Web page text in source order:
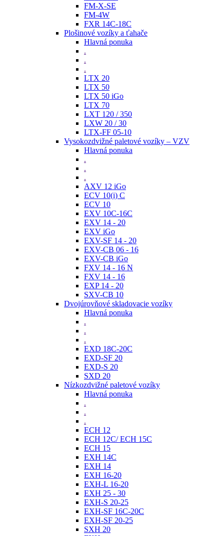
FM-X-SE
FM-4W
FXR 14C-18C
Plošinové vozíky a ťahače
Hlavná ponuka
.
.
.
LTX 20
LTX 50
LTX 50 iGo
LTX 70
LXT 120 / 350
LXW 20 / 30
LTX-FF 05-10
Vysokozdvižné paletové vozíky – VZV
Hlavná ponuka
.
.
.
AXV 12 iGo
ECV 10(i) C
ECV 10
EXV 10C-16C
EXV 14 - 20
EXV iGo
EXV-SF 14 - 20
EXV-CB 06 - 16
EXV-CB iGo
FXV 14 - 16 N
FXV 14 - 16
EXP 14 - 20
SXV-CB 10
Dvojúrovňové skladovacie vozíky
Hlavná ponuka
.
.
.
EXD 18C-20C
EXD-SF 20
EXD-S 20
SXD 20
Nízkozdvižné paletové vozíky
Hlavná ponuka
.
.
.
ECH 12
ECH 12C/ ECH 15C
ECH 15
EXH 14C
EXH 14
EXH 16-20
EXH-L 16-20
EXH 25 - 30
EXH-S 20-25
EXH-SF 16C-20C
EXH-SF 20-25
SXH 20